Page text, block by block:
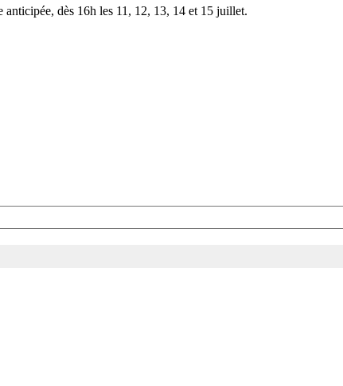
anticipée, dès 16h les 11, 12, 13, 14 et 15 juillet.